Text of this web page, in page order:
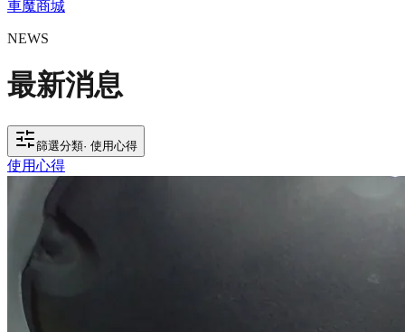
車魔商城
NEWS
最新消息
篩選分類· 使用心得
使用心得